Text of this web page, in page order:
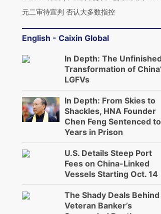
元二审待宣判 否认大多数指控
English - Caixin Global
In Depth: The Unfinished
Transformation of
LGFVs
In Depth: From Skies to
Shackles, HNA Founder
Chen Feng Sentenced
Years in Prison
U.S. Details Steep Port
Fees on China-Linked
Vessels Starting Oct. 14
The Shady Deals Behind
Veteran Banker’s